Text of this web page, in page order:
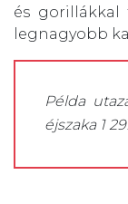
és gorillákkal
legnagyobb
Példa
éjszaka 1